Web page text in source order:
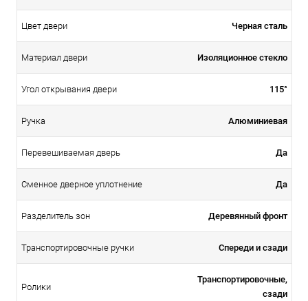
Цвет двери Черная сталь
Материал двери Изоляционное стекло
Угол открывания двери 115°
Ручка Алюминиевая
Перевешиваемая дверь Да
Сменное дверное уплотнение Да
Разделитель зон Деревянный фронт
Транспортировочные ручки Спереди и сзади
Ролики
Транспортировочные,
сзади